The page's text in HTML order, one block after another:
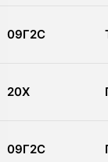
09Г2С
20Х
09Г2С